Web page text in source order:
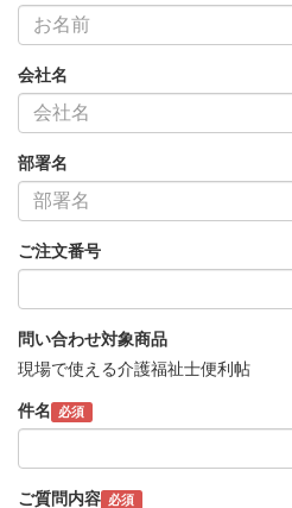
会社名
部署名
ご注文番号
問い合わせ対象商品
現場で使える介護福祉士便利帖
件名 必須
ご質問内容 必須